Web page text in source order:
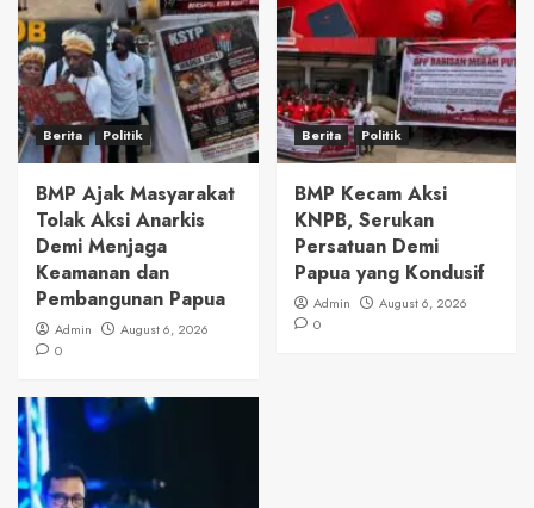
Berita Politik
BMP Ajak Masyarakat
Tolak Aksi Anarkis
Demi Menjaga
Keamanan dan
Pembangunan Papua
Admin
August 6, 2026
0
Berita Politik
BMP Kecam Aksi
KNPB, Serukan
Persatuan Demi
Papua yang Kondusif
Admin
August 6, 2026
0